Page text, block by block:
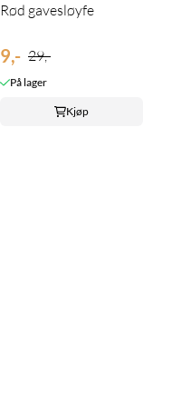
Rød gavesløyfe
9,- 29,-
På lager
Kjøp